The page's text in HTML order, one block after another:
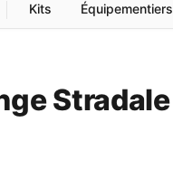
Kits Équipementiers
Stradale